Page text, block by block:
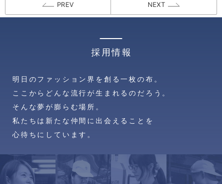
PREV NEXT
採用情報
明日のファッション界を創る一枚の布。
ここからどんな流行が生まれるのだろう。
そんな夢が膨らむ場所。
私たちは新たな仲間に出会えることを
心待ちにしています。